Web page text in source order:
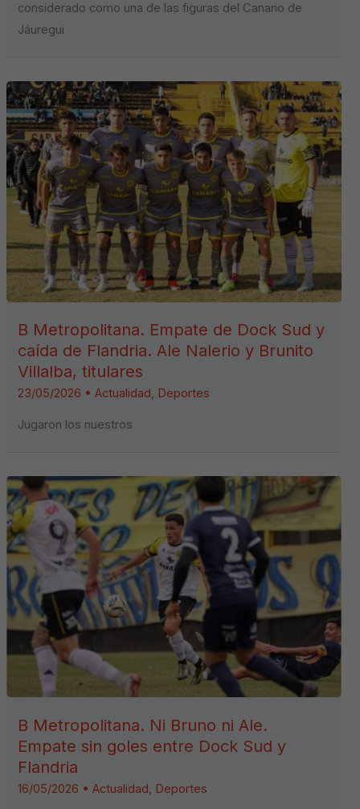
considerado como una de las figuras del Canario de
Jáuregui
B Metropolitana. Empate de Dock Sud y
caída de Flandria. Ale Nalerio y Brunito
Villalba, titulares
23/05/2026 •Actualidad, Deportes
Jugaron los nuestros
B Metropolitana. Ni Bruno ni Ale.
Empate sin goles entre Dock Sud y
Flandria
16/05/2026 •Actualidad, Deportes